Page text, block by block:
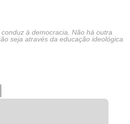
à democracia. Não há outra
seja através da educação ideológica